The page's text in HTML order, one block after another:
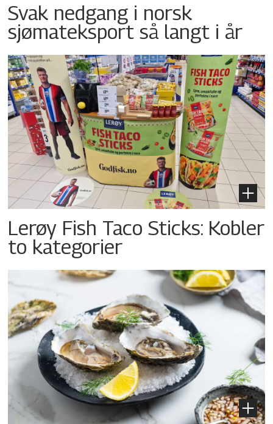
Svak nedgang i norsk
sjømateksport så langt i år
Lerøy Fish Taco Sticks: Kobler
to kategorier